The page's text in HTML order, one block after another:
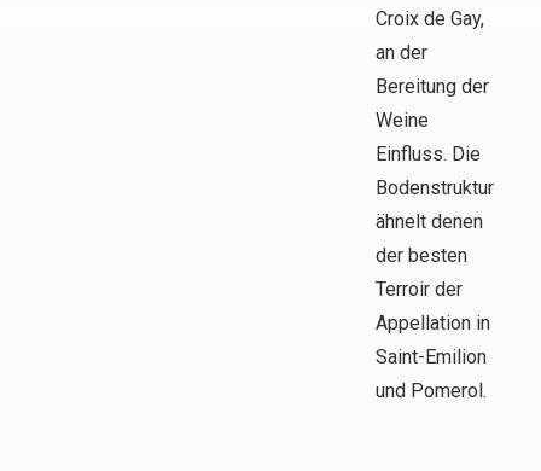
Croix de Gay,
an der
Bereitung der
Weine
Einfluss. Die
Bodenstruktur
ähnelt denen
der besten
Terroir der
Appellation in
Saint-Emilion
und Pomerol.